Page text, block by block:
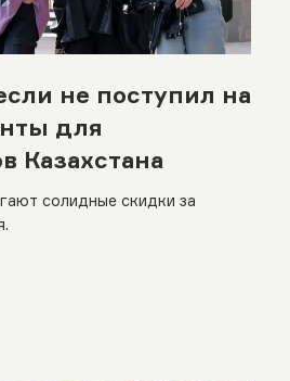
не поступил на
для
Казахстана
солидные скидки за